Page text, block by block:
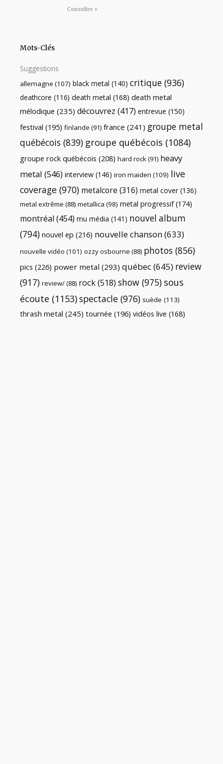
Consulter »
Mots-Clés
Suggestions
allemagne (107) black metal (140) critique (936)
deathcore (116) death metal (168) death metal
mélodique (235) découvrez (417) entrevue (150)
festival (195) finlande (91) france (241) groupe metal
québécois (839) groupe québécois (1084)
groupe rock québécois (208) hard rock(91) heavy
metal (546) interview (146) iron maiden (109) live
coverage (970) metalcore (316) metal cover (136)
metal extrême (88) metallica (98) metal progressif(174)
montréal (454) mu média (141) nouvel album
(794) nouvel ep (216) nouvelle chanson(633)
nouvelle vidéo (101) ozzy osbourne (88) photos (856)
pics (226) power metal (293) québec(645) review
(917) review/(88) rock(518) show (975) sous
écoute (1153)spectacle (976) suède (113)
thrash metal (245) tournée (196) vidéos live (168)